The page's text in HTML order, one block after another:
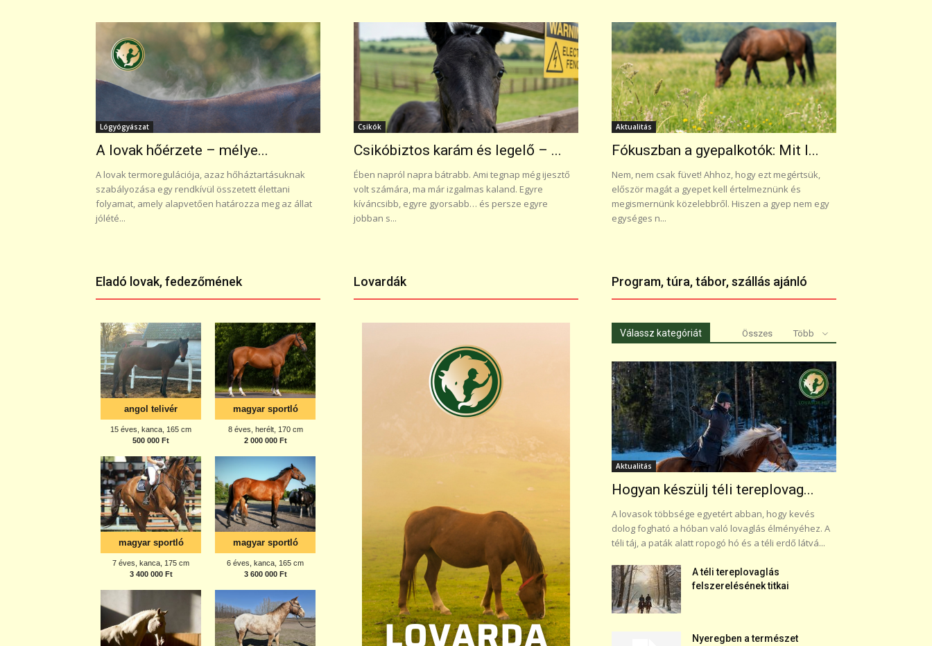
Lógyógyászat
A lovak hőérzete – mélye...
A lovak termoregulációja, azaz hőháztartásuknak
szabályozása egy rendkívül összetett élettani
folyamat, amely alapvetően határozza meg az állat
jólété...
Csikók
Csikóbiztos karám és legelő – ...
Ében napról napra bátrabb. Ami tegnap még ijesztő
volt számára, ma már izgalmas kaland. Egyre
kíváncsibb, egyre gyorsabb… és persze egyre
jobban s...
Aktualitás
Fókuszban a gyepalkotók: Mit l...
Nem, nem csak füvet! Ahhoz, hogy ezt megértsük,
először magát a gyepet kell értelmeznünk és
megismernünk közelebbről. Hiszen a gyep nem egy
egységes n...
Eladó lovak, fedezőmének Lovardák Program, túra, tábor, szállás ajánló
Válassz kategóriát Összes Több
Aktualitás
Hogyan készülj téli tereplovag...
A lovasok többsége egyetért abban, hogy kevés
dolog fogható a hóban való lovaglás élményéhez. A
téli táj, a paták alatt ropogó hó és a téli erdő látvá...
A téli tereplovaglás
felszerelésének titkai
Nyeregben a természet